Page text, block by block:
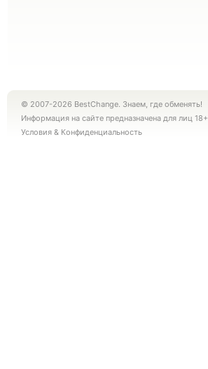
© 2007-2026 BestChange. Знаем, где обменять!
Информация на сайте предназначена для лиц 18+
Условия & Конфиденциальность